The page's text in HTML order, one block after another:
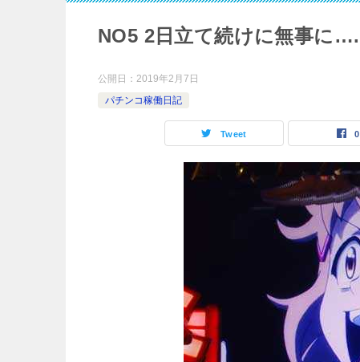
NO5 2日立て続けに無事に….
公開日： 2019年2月7日
パチンコ稼働日記
Tweet 0